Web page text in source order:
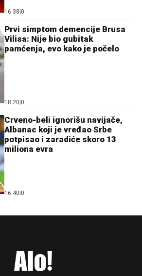
16:38 0
Prvi simptom demencije Brusa
Vilisa: Nije bio gubitak
pamćenja, evo kako je počelo
18:20 0
Crveno-beli ignorišu navijače,
Albanac koji je vređao Srbe
potpisao i zaradiće skoro 13
miliona evra
16:40 0